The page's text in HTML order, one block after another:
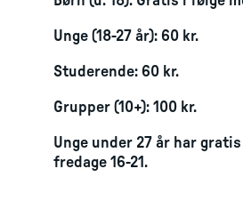
Unge (18-27 år): 60 kr.
Studerende: 60 kr.
Grupper (10+): 100 kr.
Unge under 27 år har
fredage 16-21.